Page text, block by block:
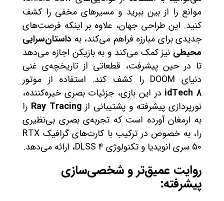
موانع را از بین ببرید و مسیرهای مخفی را کشف
کنید. این طراحی جهان، علاوه بر اینکه فرصت‌های
جدیدی برای مبارزه فراهم می‌کند، به داستان‌سرایی
محیطی نیز کمک می‌کند و به بازیکن اجازه می‌دهد
تا در حین پیشرفت، قطعاتی از تاریخچه‌ی غنی
دنیای DOOM را کشف کند. استفاده از موتور
idTech 8 در این بازی، جزئیات بصری خیره‌کننده،
نورپردازی پیشرفته و پشتیبانی از Ray Tracing را
به ارمغان آورده است که تجربه‌ی بصری بی‌نظیری
را، به خصوص در ترکیب با کارت‌های گرافیک RTX
50 سری انویدیا و تکنولوژی DLSS 4، ارائه می‌دهد.
روایت عمیق‌تر و شخصی‌سازی
پیشرفته: